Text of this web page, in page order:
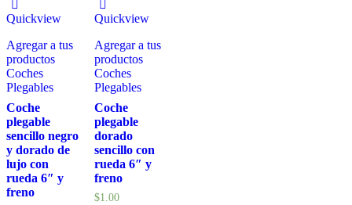
Quickview
Agregar a tus
productos
Coches
Plegables
Coche
plegable
sencillo negro
y dorado de
lujo con
rueda 6″ y
freno
Quickview
Agregar a tus
productos
Coches
Plegables
Coche
plegable
dorado
sencillo con
rueda 6″ y
freno
$1.00